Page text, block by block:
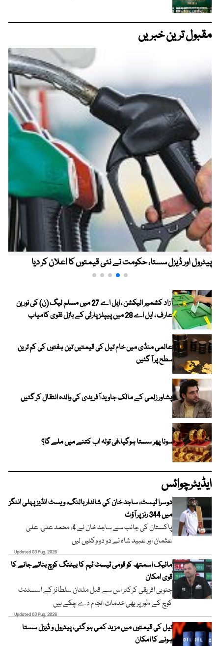
مقبول ترین خبریں
پیٹرول اور ڈیزل سستا، حکومت نے نئی قیمتوں کا اعلان کر دیا
آزاد کشمیر الیکشن ، ایل اے 27 میں مسلم لیگ (ن) کی نورین
عارف ، ایل اے 28 میں پیپلز پارٹی کے بازل نقوی کامیاب
عالمی منڈی میں خام تیل کی قیمتیں تین ہفتوں کی کم ترین
سطح پر آ گئیں
پشاور زلمی کے مالک جاوید آفریدی کی والدہ انتقال کر گئیں
سونا پھر سستا ہوگیا،فی تولہ اب کتنے میں ملے گا؟
ایڈیٹرچوائس
دوسرا ٹیسٹ، ساجد خان کی شاندار بالنگ، ویسٹ انڈیز پہلی اننگز
میں 344 رنز پر آؤٹ
پاکستان کی جانب سے ساجد خان نے 4، محمد علی، علی
عثمان اور عبید شاہ نے دو دو وکٹیں لیں
Updated 03 Aug, 2026
مائیک اسمتھ کو قومی ٹیسٹ ٹیم کا بیٹنگ کوچ بنائے جانے کا
قوی امکان
جنوبی افریقی کرکٹر اس سے قبل ملتان سلطانز کے اسسٹنٹ
کوچ کے طور پر بھی خدمات انجام دے چکے ہیں
Updated 03 Aug, 2026
تیل کی قیمتوں میں مزید کمی ہو گئی، پیٹرول و ڈیزل سستا
ہونے کا امکان